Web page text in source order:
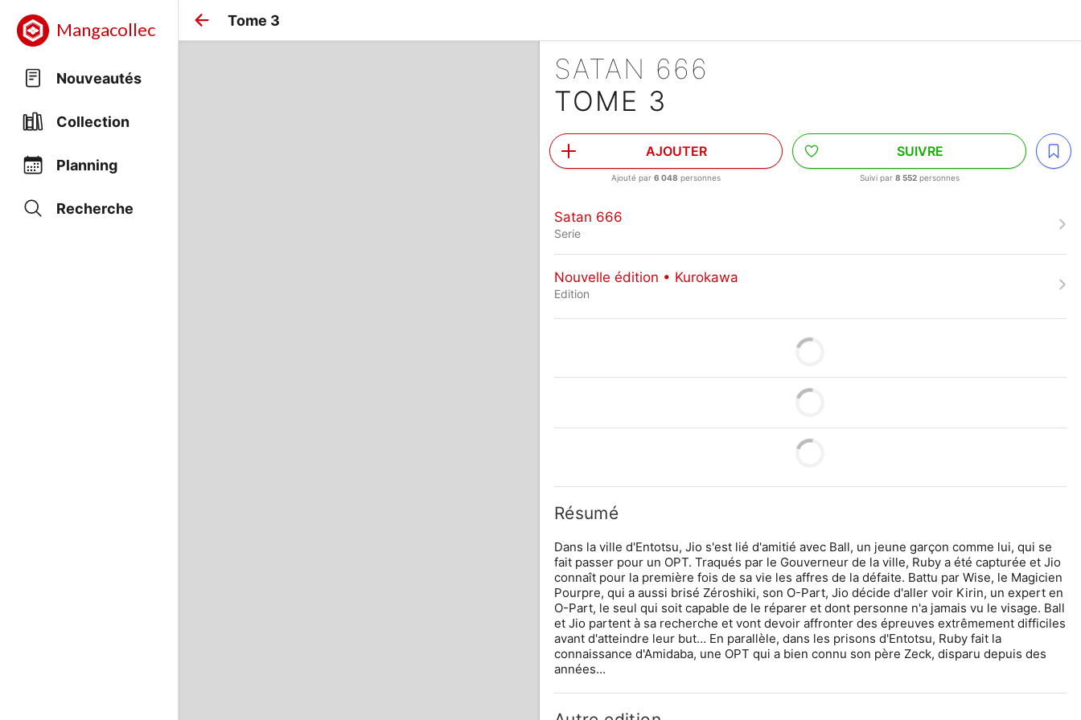
Mangacollec
Nouveautés
Collection
Planning
Recherche
Tome 3
SATAN 666
TOME 3
AJOUTER
Ajouté par6 048 personnes
SUIVRE
Suivi par 8 552personnes
Satan 666
Serie
Nouvelle édition • Kurokawa
Edition
Résumé
Dans la ville d'Entotsu, Jio s'est lié d'amitié avec Ball, un jeune garçon comme lui, qui se
fait passer pour un OPT. Traqués par le Gouverneur de la ville, Ruby a été capturée et Jio
connaît pour la première fois de sa vie les affres de la défaite. Battu par Wise, le Magicien
Pourpre, qui a aussi brisé Zéroshiki, son O-Part, Jio décide d'aller voir Kirin, un expert en
O-Part, le seul qui soit capable de le réparer et dont personne n'a jamais vu le visage. Ball
et Jio partent à sa recherche et vont devoir affronter des épreuves extrêmement difficiles
avant d'atteindre leur but… En parallèle, dans les prisons d'Entotsu, Ruby fait la
connaissance d'Amidaba, une OPT qui a bien connu son père Zeck, disparu depuis des
années…